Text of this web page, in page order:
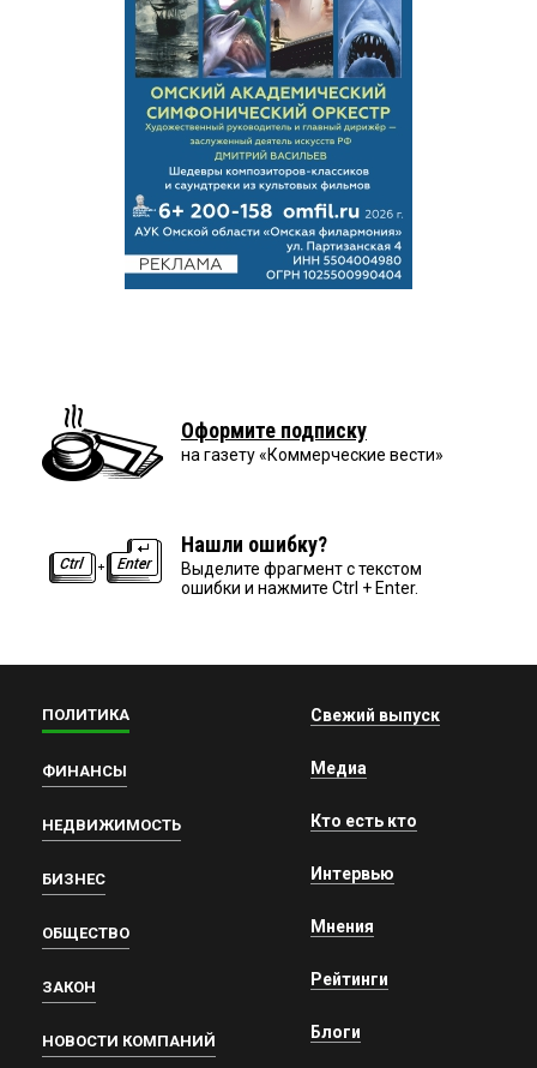
Оформите подписку
на газету «Коммерческие вести»
Нашли ошибку?
Выделите фрагмент с текстом
ошибки и нажмите Ctrl + Enter.
ПОЛИТИКА
ФИНАНСЫ
НЕДВИЖИМОСТЬ
БИЗНЕС
ОБЩЕСТВО
ЗАКОН
НОВОСТИ КОМПАНИЙ
Свежий выпуск
Медиа
Кто есть кто
Интервью
Мнения
Рейтинги
Блоги